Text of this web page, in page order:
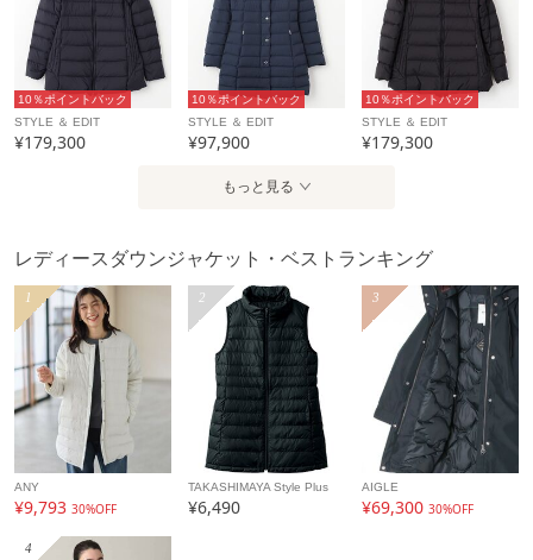
10％ポイントバック
STYLE ＆ EDIT
¥179,300
10％ポイントバック
STYLE ＆ EDIT
¥97,900
10％ポイントバック
STYLE ＆ EDIT
¥179,300
もっと見る
レディースダウンジャケット・ベストランキング
1
ANY
¥9,793 30%OFF
2
TAKASHIMAYA Style Plus
¥6,490
3
AIGLE
¥69,30030%OFF
4